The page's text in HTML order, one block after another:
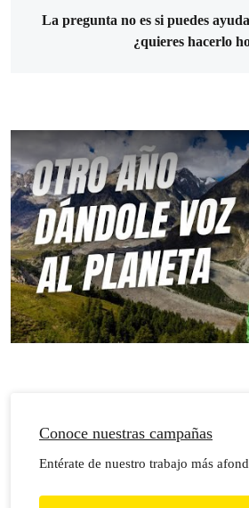
La pregunta no es si puedes
¿quieres hacerlo
Conoce nuestras campañas
Entérate de nuestro trabajo más